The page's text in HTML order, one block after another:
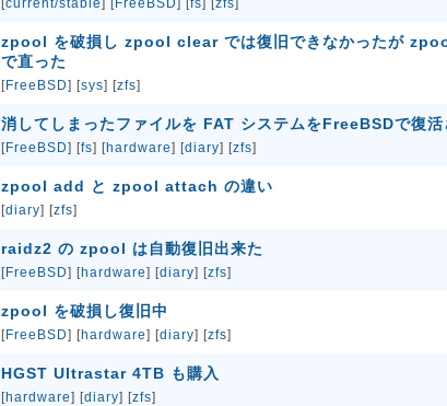
[current/stable] [FreeBSD] [fs] [zfs]
zpool を破損し zpool clear では復旧できなかったが
で直った
[FreeBSD] [sys] [zfs]
消してしまったファイルを FAT システムをFreeBSDで復活
[FreeBSD] [fs] [hardware] [diary] [zfs]
zpool add と zpool attach の違い
[diary] [zfs]
raidz2 の zpool は自動復旧出来た
[FreeBSD] [hardware] [diary] [zfs]
zpool を破損し復旧中
[FreeBSD] [hardware] [diary] [zfs]
HGST Ultrastar 4TB も購入
[hardware] [diary] [zfs]